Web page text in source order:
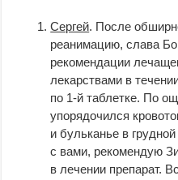
Сергей. После
реанимацию, слава
рекомендации
лекарствами в
по 1-й таблетке. По
упорядочился
и бульканье в
с вами, рекомендую
в лечении препарат.